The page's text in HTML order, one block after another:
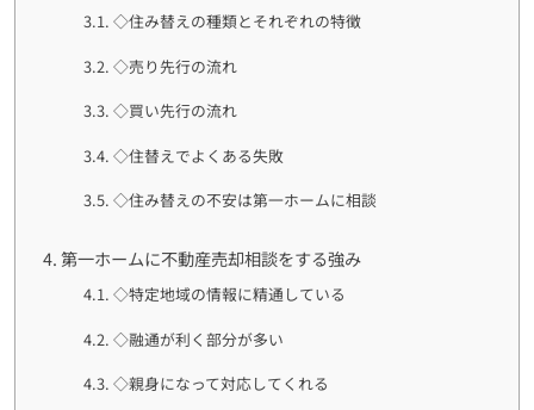
◇住み替えの種類とそれぞれの特徴
◇売り先行の流れ
◇買い先行の流れ
◇住替えでよくある失敗
◇住み替えの不安は第一ホームに相談
第一ホームに不動産売却相談をする強み
◇特定地域の情報に精通している
◇融通が利く部分が多い
◇親身になって対応してくれる